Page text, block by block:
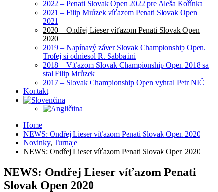
2022 – Penati Slovak Open 2022 pre Aleša Kořínka
2021 – Filip Mrúzek víťazom Penati Slovak Open
2021
2020 – Ondřej Lieser víťazom Penati Slovak Open
2020
2019 – Napínavý záver Slovak Championship Open.
Trofej si odniesol R. Sabbatini
2018 – Víťazom Slovak Championship Open 2018 sa
stal Filip Mrůzek
2017 – Slovak Championship Open vyhral Petr NIČ
Kontakt
Home
NEWS: Ondřej Lieser víťazom Penati Slovak Open 2020
Novinky, Turnaje
NEWS: Ondřej Lieser víťazom Penati Slovak Open 2020
NEWS: Ondřej Lieser víťazom Penati
Slovak Open 2020